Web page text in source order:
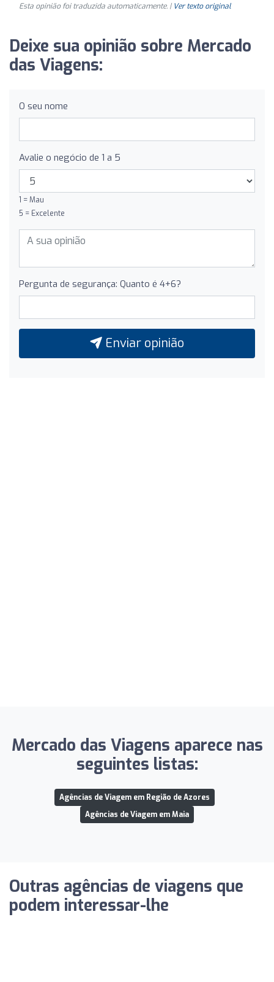
Esta opinião foi traduzida automaticamente. | Ver texto original
Deixe sua opinião sobre Mercado
das Viagens:
O seu nome
Avalie o negócio de 1 a 5
1 = Mau
5 = Excelente
Pergunta de segurança: Quanto é 4+6?
Enviar opinião
Mercado das Viagens aparece nas
seguintes listas:
Agências de Viagem em Região de Azores
Agências de Viagem em Maia
Outras agências de viagens que
podem interessar-lhe